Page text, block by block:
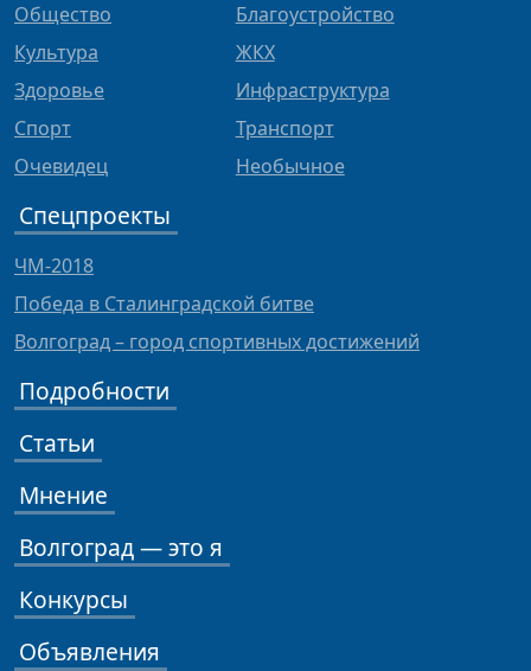
Общество
Культура
Здоровье
Спорт
Очевидец
Благоустройство
ЖКХ
Инфраструктура
Транспорт
Необычное
Спецпроекты
ЧМ-2018
Победа в Сталинградской битве
Волгоград – город спортивных достижений
Подробности
Статьи
Мнение
Волгоград — это я
Конкурсы
Объявления